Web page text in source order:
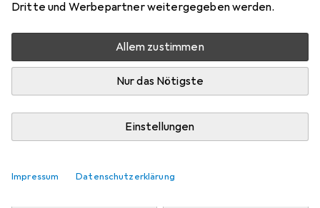
Dritte und Werbepartner weitergegeben werden.
Allem zustimmen
Nur das Nötigste
Einstellungen
Impressum Datenschutzerklärung
Zwischen Mi, 12.8. und Do, 13.8. geliefert
Mehr als 10 Stück an Lager beim Drittanbieter
Lieferort angeben für genaue Lieferzeit